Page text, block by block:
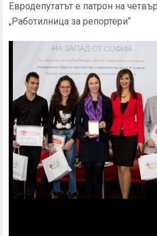
Евродепутатът е патрон на
„Работилница за репортери“